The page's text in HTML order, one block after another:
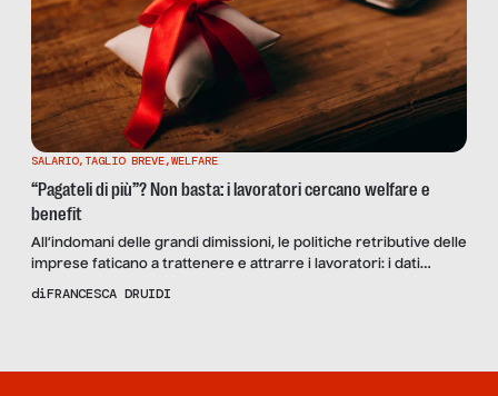
SALARIO,TAGLIO BREVE,WELFARE
“Pagateli di più”? Non basta: i lavoratori cercano welfare e
benefit
All’indomani delle grandi dimissioni, le politiche retributive delle
imprese faticano a trattenere e attrarre i lavoratori: i dati
raccolti dall’Osservatorio JobPricing suggeriscono che il
diFRANCESCA DRUIDI